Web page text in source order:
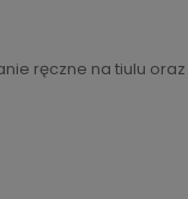
ręczne na tiulu